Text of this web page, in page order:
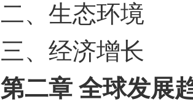
二、生态环境
三、经济增长
第二章 全球发展